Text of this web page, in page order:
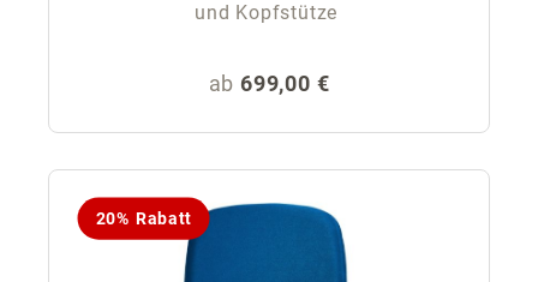
und Kopfstütze
Regulärer Preis:
ab 699,00 €
20% Rabatt